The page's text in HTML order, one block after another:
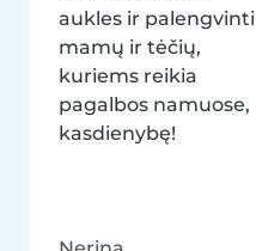
aukles ir palengvinti
mamų ir tėčių,
kuriems reikia
pagalbos namuose,
kasdienybę!